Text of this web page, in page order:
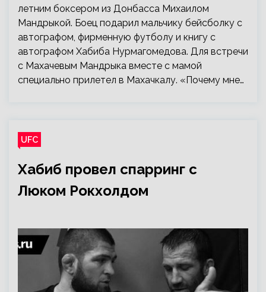
летним боксером из Донбасса Михаилом
Мандрыкой. Боец подарил мальчику бейсболку с
автографом, фирменную футболу и книгу с
автографом Хабиба Нурмагомедова. Для встречи
с Махачевым Мандрыка вместе с мамой
специально прилетел в Махачкалу. «Почему мне…
UFC
Хабиб провел спарринг с
Люком Рокхолдом